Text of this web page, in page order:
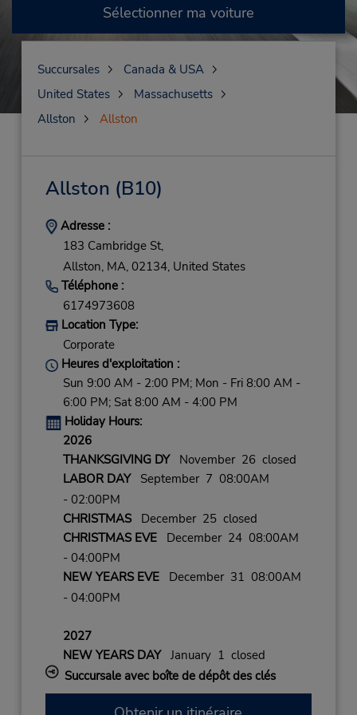
Sélectionner ma voiture
Succursales
Canada & USA
United States
Massachusetts
Allston
Allston
Allston (B10)
Adresse :
183 Cambridge St,
Allston, MA, 02134, United States
Téléphone :
6174973608
Location Type:
Corporate
Heures d'exploitation :
Sun 9:00 AM - 2:00 PM; Mon - Fri 8:00 AM -
6:00 PM; Sat 8:00 AM - 4:00 PM
Holiday Hours:
2026
THANKSGIVING DYNovember 26 closed
LABOR DAYSeptember 7 08:00AM
- 02:00PM
CHRISTMASDecember 25 closed
CHRISTMAS EVEDecember 24 08:00AM
- 04:00PM
NEW YEARS EVEDecember 31 08:00AM
- 04:00PM
2027
NEW YEARS DAYJanuary 1 closed
Succursale avec boîte de dépôt des clés